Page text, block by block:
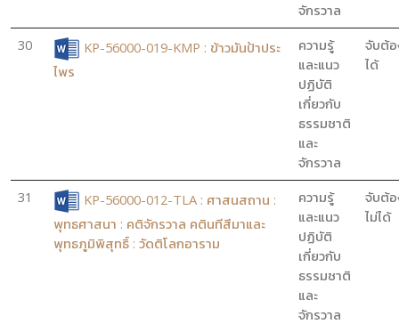
จักรวาล
30
KP-56000-019-KMP : ข้าวมันป้าประ
ไพร
ความรู้
และแนว
ปฏิบัติ
เกี่ยวกับ
ธรรมชาติ
และ
จักรวาล
จับต้
ได้
31
KP-56000-012-TLA : ศาสนสถาน :
พุทธศาสนา : คติจักรวาล คตินทีสีมาและ
พุทธภูมิพิสุทธิ์ : วัดติโลกอาราม
ความรู้
และแนว
ปฏิบัติ
เกี่ยวกับ
ธรรมชาติ
และ
จักรวาล
จับต้
ไม่ได้